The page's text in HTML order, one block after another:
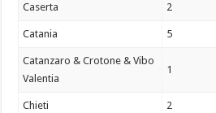
Caserta 2
Catania 5
Catanzaro & Crotone & Vibo
Valentia
1
Chieti 2